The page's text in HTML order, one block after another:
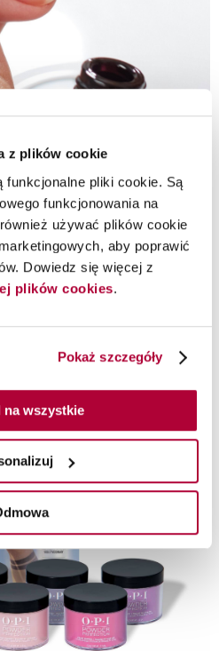
z plików cookie
funkcjonalne pliki cookie. Są
funkcjonowania na
używać plików cookie
aby poprawić
Dowiedz się więcej z
plików cookies.
Pokaż szczegóły
na wszystkie